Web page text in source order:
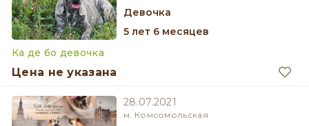
девочка
5 лет 6 месяцев
Ка де бо девочка
Цена не указана
28.07.2021
м. Комсомольская